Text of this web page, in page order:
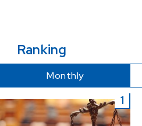
Ranking
Monthly